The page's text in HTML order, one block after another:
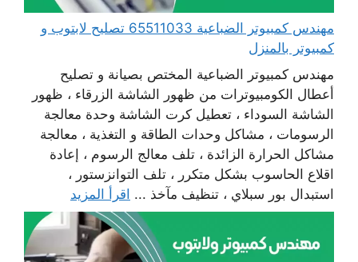
مهندس كمبيوتر الضباعية 65511033 تصليح لابتوب و
كمبيوتر بالمنزل
مهندس كمبيوتر الضباعية المختص بصيانة و تصليح
أعطال الكومبيوترات من ظهور الشاشة الزرقاء ، ظهور
الشاشة السوداء ، تعطيل كرت الشاشة وحدة معالجة
الرسومات ، مشاكل وحدات الطاقة و التغذية ، معالجة
مشاكل الحرارة الزائدة ، تلف معالج الرسوم ، إعادة
اقلاع الحاسوب بشكل متكرر ، تلف التوانزستور ،
استبدال بور سبلاي ، تنظيف مآخذ ... اقرأ المزيد